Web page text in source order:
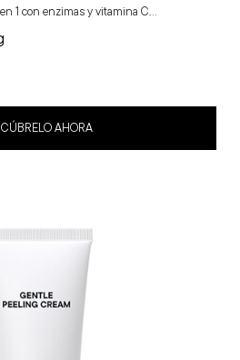
1 con enzimas y vitamina C.…
AHORA